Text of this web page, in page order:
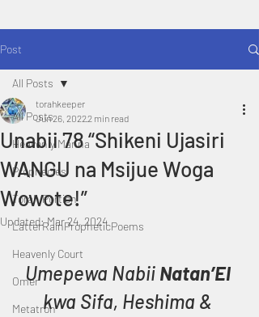
Post
All Posts
Heavenly Manna
Prophecies
Torah Portion
LatterRainPropheticPoems
Heavenly Court
Omer
Metatron
All Posts
Unabii 78 “Shikeni Ujasiri
WANGU na Msijue Woga
Wowote!”
torahkeeper
Jun 26, 20222 min read
Updated:Mar 24, 2024
Umepewa Nabii Natan’El
kwa Sifa, Heshima &